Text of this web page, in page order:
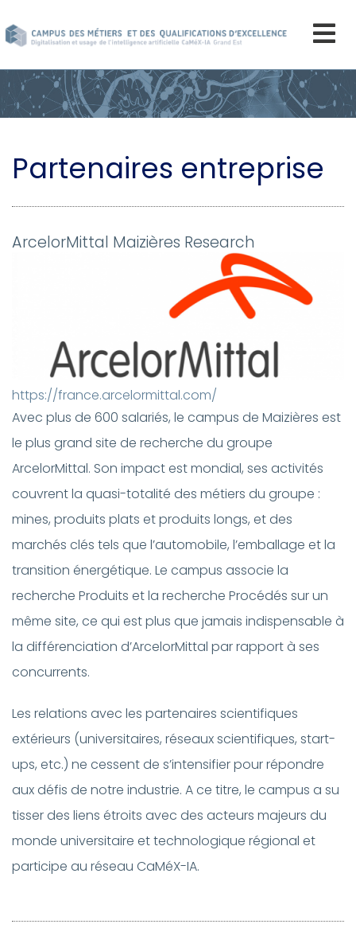
au
contenu
principal
Partenaires entreprise
ArcelorMittal Maizières Research
https://france.arcelormittal.com/
Avec plus de 600 salariés, le campus de Maizières est
le plus grand site de recherche du groupe
ArcelorMittal. Son impact est mondial, ses activités
couvrent la quasi-totalité des métiers du groupe :
mines, produits plats et produits longs, et des
marchés clés tels que l’automobile, l’emballage et la
transition énergétique. Le campus associe la
recherche Produits et la recherche Procédés sur un
même site, ce qui est plus que jamais indispensable à
la différenciation d’ArcelorMittal par rapport à ses
concurrents.
Les relations avec les partenaires scientifiques
extérieurs (universitaires, réseaux scientifiques, start-
ups, etc.) ne cessent de s’intensifier pour répondre
aux défis de notre industrie. A ce titre, le campus a su
tisser des liens étroits avec des acteurs majeurs du
monde universitaire et technologique régional et
participe au réseau CaMéX-IA.